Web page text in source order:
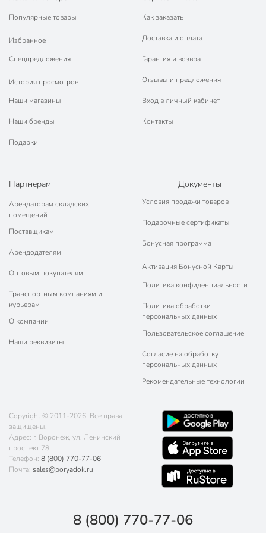
Популярные товары
Избранное
Спецпредложения
История просмотров
Наши магазины
Наши бренды
Подарки
Как заказать
Доставка и оплата
Гарантия и возврат
Отзывы и предложения
Вход в личный кабинет
Контакты
Партнерам
Арендаторам складских
помещений
Поставщикам
Арендодателям
Оптовым покупателям
Транспортным компаниям и
курьерам
О компании
Наши реквизиты
Документы
Условия продажи товаров
Подарочные сертификаты
Бонусная программа
Активация Бонусной Карты
Политика конфиденциальности
Политика обработки
персональных данных
Пользовательское соглашение
Согласие на обработку
персональных данных
Рекомендательные технологии
Copyright © 2011-2026. Все права
защищены.
Адрес: г. Воронеж, ул. Ленинский
проспект 78
Телефон: 8 (800) 770-77-06
Почта: sales@poryadok.ru
8 (800) 770-77-06